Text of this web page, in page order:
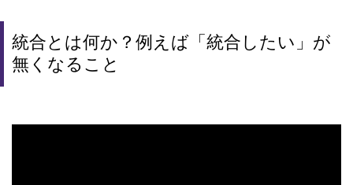
統合とは何か？例えば「統合したい」が
無くなること